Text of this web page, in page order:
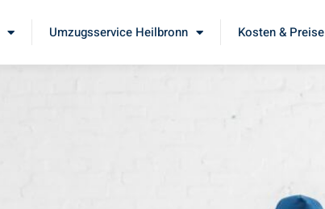
Umzugsservice Heilbronn Kosten & Preise